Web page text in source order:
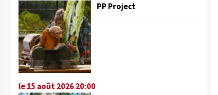
PP Project
le 15 août 2026 20:00